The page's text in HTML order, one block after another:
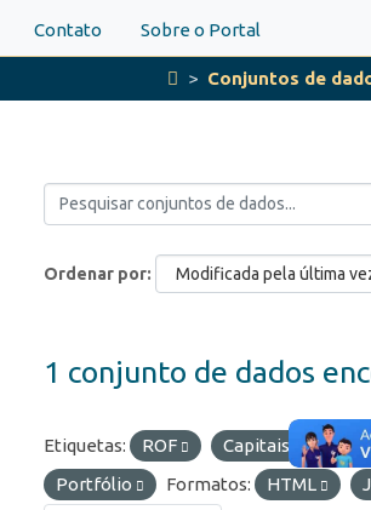
Contato Sobre o Portal
Conjuntos de
Ordenar por
1 conjunto de dados
Etiquetas: ROF
Capitais
Portfólio
Formatos: HTML